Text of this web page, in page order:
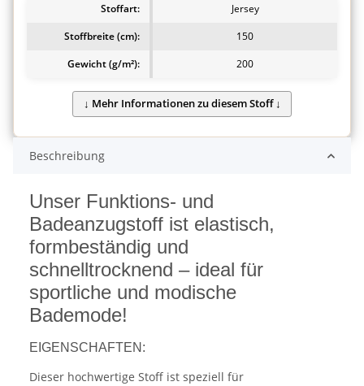
Stoffart:
Jersey
Stoffbreite (cm):
150
Gewicht (g/m²):
200
Beschreibung
Unser Funktions- und
Badeanzugstoff ist elastisch,
formbeständig und
schnelltrocknend – ideal für
sportliche und modische
Bademode!
EIGENSCHAFTEN:
Dieser hochwertige Stoff ist speziell für